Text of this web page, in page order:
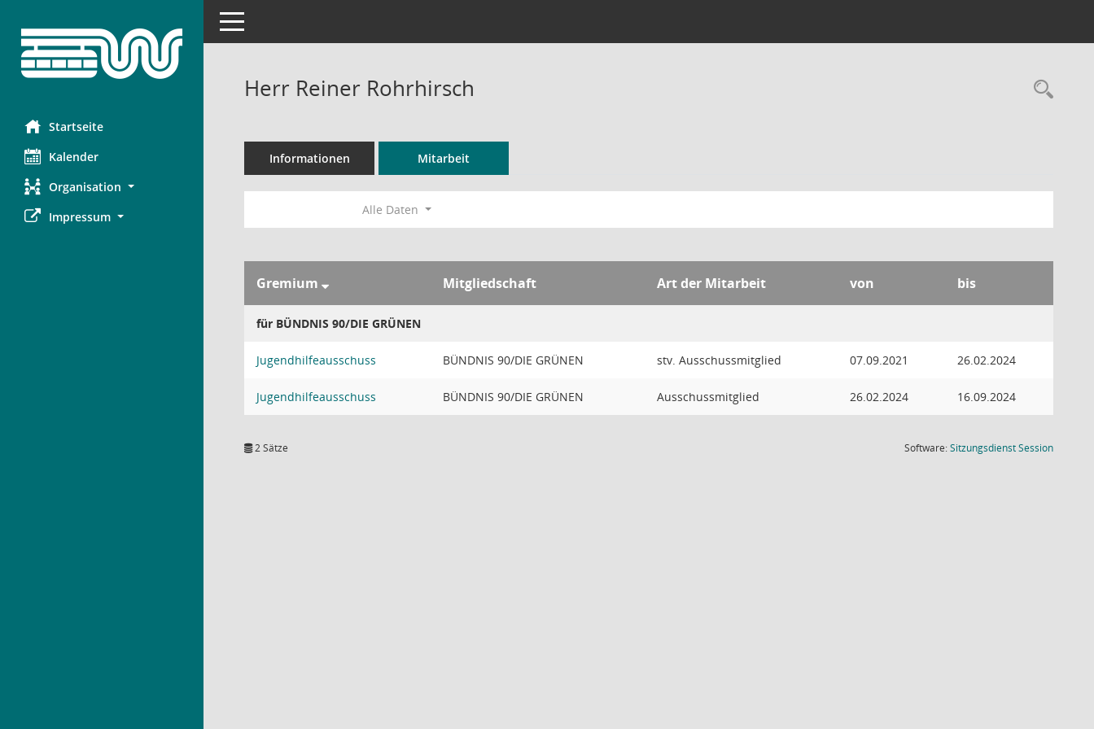
Startseite
Kalender
Organisation
Impressum
Toggle navigation
Herr Reiner Rohrhirsch
Informationen Mitarbeit
Alle Daten
Gremium Mitgliedschaft Art der Mitarbeit von bis
für BÜNDNIS 90/DIE GRÜNEN
Jugendhilfeausschuss BÜNDNIS 90/DIE GRÜNEN stv. Ausschussmitglied 07.09.2021 26.02.2024
Jugendhilfeausschuss BÜNDNIS 90/DIE GRÜNEN Ausschussmitglied 26.02.2024 16.09.2024
2 Sätze Software:SitzungsdienstSession(Wird in